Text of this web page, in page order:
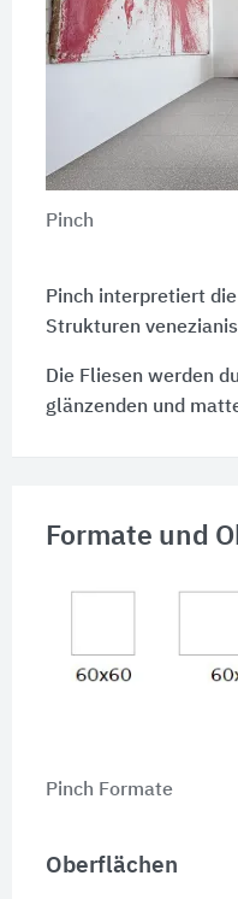
Pinch
Pinch interpretiert
Strukturen
Die Fliesen werden
glänzenden und
Formate und
Pinch Formate
Oberflächen